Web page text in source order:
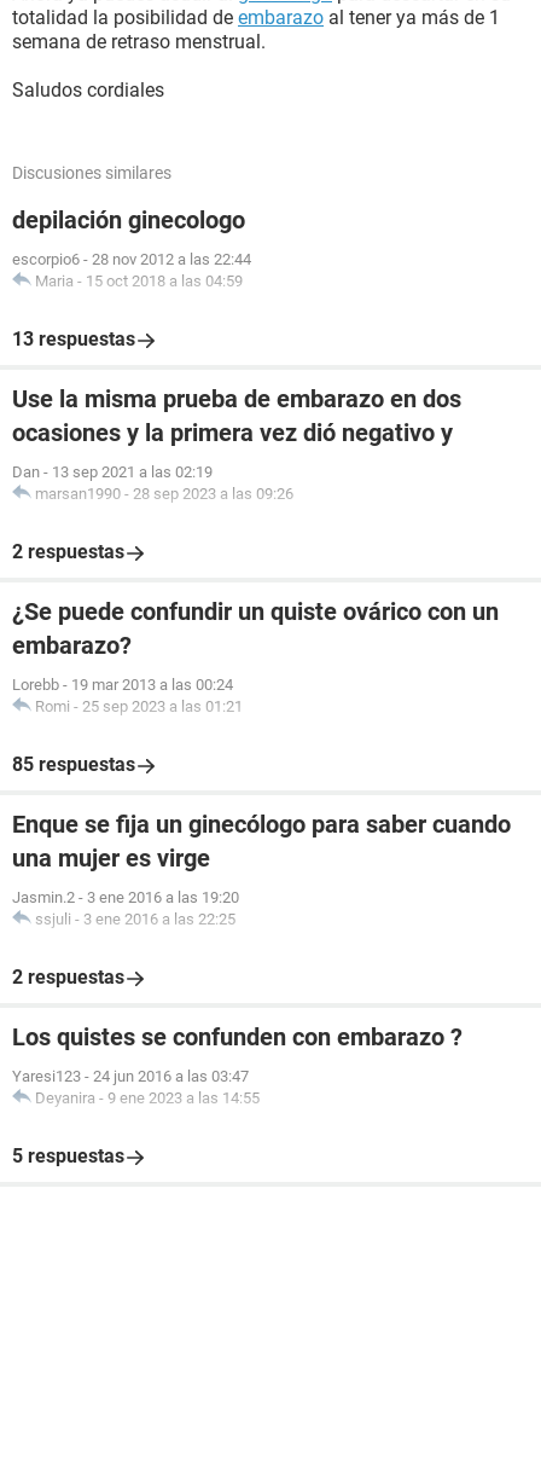
totalidad la posibilidad de embarazo al tener ya más de 1
semana de retraso menstrual.
Saludos cordiales
Discusiones similares
depilación ginecologo
escorpio6 - 28 nov 2012 a las 22:44
Maria - 15 oct 2018 a las 04:59
13 respuestas
Use la misma prueba de embarazo en dos
ocasiones y la primera vez dió negativo y
Dan - 13 sep 2021 a las 02:19
marsan1990 - 28 sep 2023 a las 09:26
2 respuestas
¿Se puede confundir un quiste ovárico con un
embarazo?
Lorebb - 19 mar 2013 a las 00:24
Romi - 25 sep 2023 a las 01:21
85 respuestas
Enque se fija un ginecólogo para saber cuando
una mujer es virge
Jasmin.2 - 3 ene 2016 a las 19:20
ssjuli - 3 ene 2016 a las 22:25
2 respuestas
Los quistes se confunden con embarazo ?
Yaresi123 - 24 jun 2016 a las 03:47
Deyanira - 9 ene 2023 a las 14:55
5 respuestas